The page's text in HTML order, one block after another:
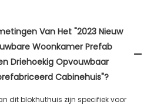
Van Het "2023 Nieuw
Woonkamer Prefab
Driehoekig Opvouwbaar
Cabinehuis"?
dit blokhuthuis zijn specifiek voor